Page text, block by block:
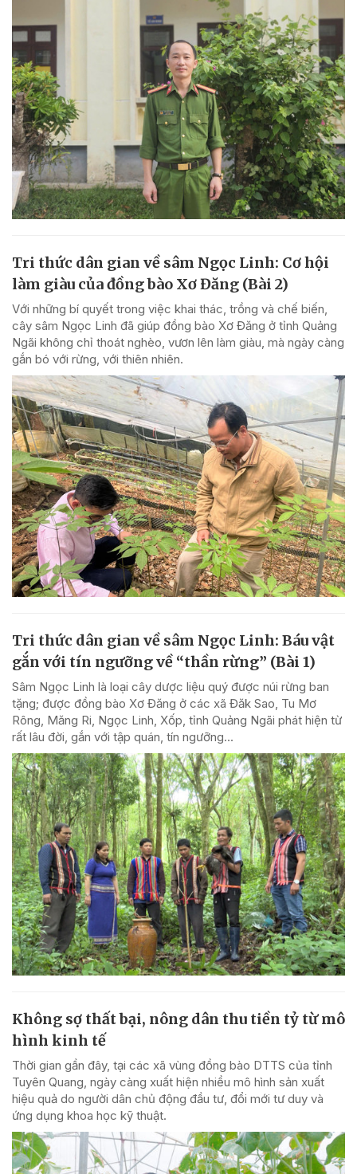
Tri thức dân gian về sâm Ngọc Linh: Cơ hội
làm giàu của đồng bào Xơ Đăng (Bài 2)
Với những bí quyết trong việc khai thác, trồng và chế biến,
cây sâm Ngọc Linh đã giúp đồng bào Xơ Đăng ở tỉnh Quảng
Ngãi không chỉ thoát nghèo, vươn lên làm giàu, mà ngày càng
gắn bó với rừng, với thiên nhiên.
Tri thức dân gian về sâm Ngọc Linh: Báu vật
gắn với tín ngưỡng về “thần rừng” (Bài 1)
Sâm Ngọc Linh là loại cây dược liệu quý được núi rừng ban
tặng; được đồng bào Xơ Đăng ở các xã Đăk Sao, Tu Mơ
Rông, Măng Ri, Ngọc Linh, Xốp, tỉnh Quảng Ngãi phát hiện từ
rất lâu đời, gắn với tập quán, tín ngưỡng...
Không sợ thất bại, nông dân thu tiền tỷ từ mô
hình kinh tế
Thời gian gần đây, tại các xã vùng đồng bào DTTS của tỉnh
Tuyên Quang, ngày càng xuất hiện nhiều mô hình sản xuất
hiệu quả do người dân chủ động đầu tư, đổi mới tư duy và
ứng dụng khoa học kỹ thuật.